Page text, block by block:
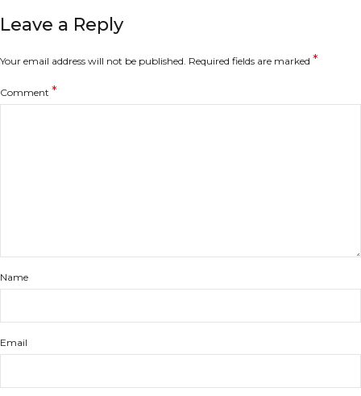
Leave a Reply
Your email address will not be published. Required fields are marked *
Comment *
Name
Email